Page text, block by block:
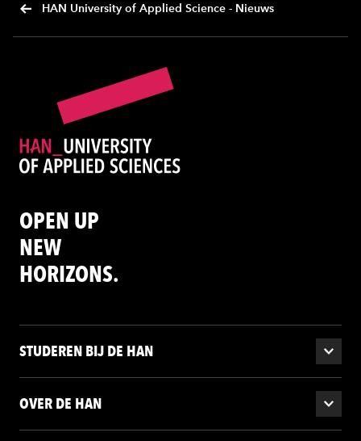
HAN University of Applied Science - Nieuws
OPEN UP
NEW
HORIZONS.
STUDEREN BIJ DE HAN
OVER DE HAN